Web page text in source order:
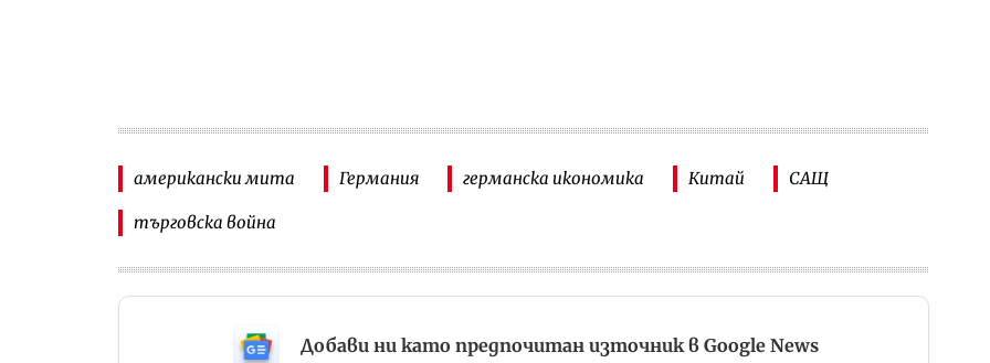
американски мита Германия германска икономика Китай САЩ
търговска война
Добави ни като предпочитан източник в Google News